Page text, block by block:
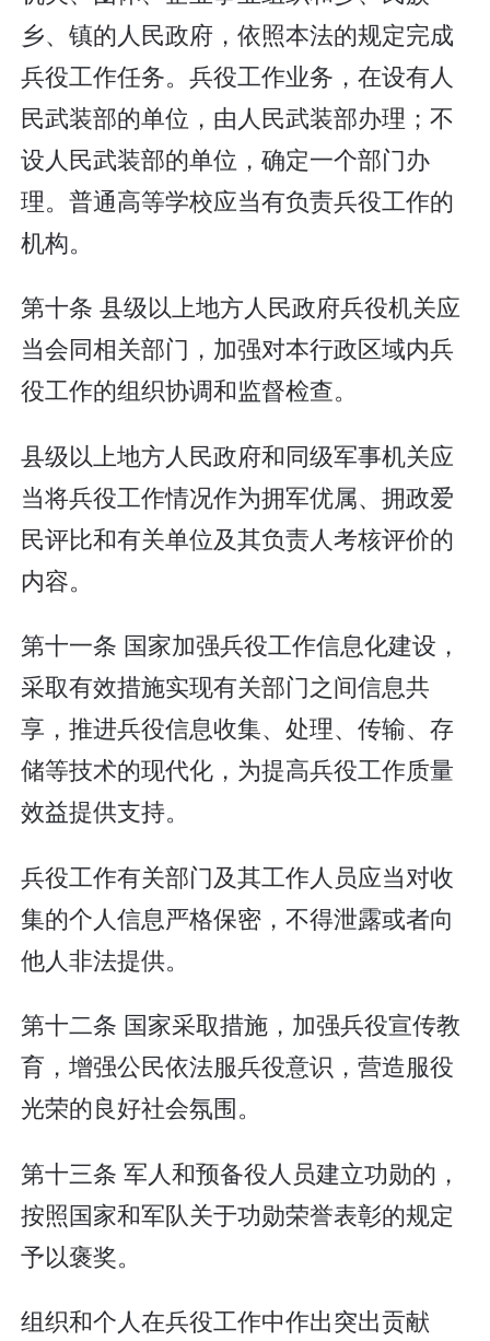
乡、镇的人民政府，依照本法的规定完成
兵役工作任务。兵役工作业务，在设有人
民武装部的单位，由人民武装部办理；不
设人民武装部的单位，确定一个部门办
理。普通高等学校应当有负责兵役工作的
机构。
第十条 县级以上地方人民政府兵役机关应
当会同相关部门，加强对本行政区域内兵
役工作的组织协调和监督检查。
县级以上地方人民政府和同级军事机关应
当将兵役工作情况作为拥军优属、拥政爱
民评比和有关单位及其负责人考核评价的
内容。
第十一条 国家加强兵役工作信息化建设，
采取有效措施实现有关部门之间信息共
享，推进兵役信息收集、处理、传输、存
储等技术的现代化，为提高兵役工作质量
效益提供支持。
兵役工作有关部门及其工作人员应当对收
集的个人信息严格保密，不得泄露或者向
他人非法提供。
第十二条 国家采取措施，加强兵役宣传教
育，增强公民依法服兵役意识，营造服役
光荣的良好社会氛围。
第十三条 军人和预备役人员建立功勋的，
按照国家和军队关于功勋荣誉表彰的规定
予以褒奖。
组织和个人在兵役工作中作出突出贡献